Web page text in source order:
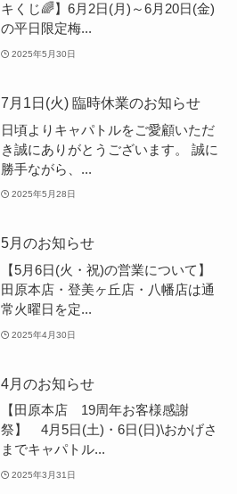
キくじ🌈】6月2日(月)～6月20日(金)
の平日限定梅...
2025年5月30日
7月1日(火) 臨時休業のお知らせ
日頃よりキャパトルをご愛顧いただ
き誠にありがとうございます。 誠に
勝手ながら、...
2025年5月28日
5月のお知らせ
【5月6日(火・祝)の営業について】
田原本店・登美ヶ丘店・八幡店は通
常火曜日を定...
2025年4月30日
4月のお知らせ
【田原本店 19周年お客様感謝
祭】 4月5日(土)・6日(日)\おかげさ
までキャパトル...
2025年3月31日